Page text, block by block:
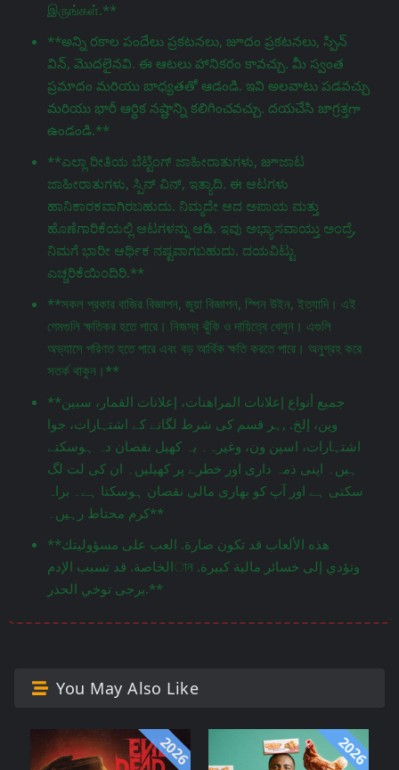
இருங்கள்.**
**అన్ని రకాల పందేలు ప్రకటనలు, జూదం ప్రకటనలు, స్పిన్
విన్, మొదలైనవి. ఈ ఆటలు హానికరం కావచ్చు. మీ స్వంత
ప్రమాదం మరియు బాధ్యతతో ఆడండి. ఇవి అలవాటు పడవచ్చు
మరియు భారీ ఆర్థిక నష్టాన్ని కలిగించవచ్చు. దయచేసి జాగ్రತ್ತగా
ఉండండి.**
**ಎಲ್ಲಾ ರೀತಿಯ ಬೆಟ್ಟಿಂಗ್ ಜಾಹೀರಾತುಗಳು, జూಜಾಟ
ಜಾಹೀರಾತುಗಳು, ಸ್ಪಿನ್ ವಿನ್, ಇತ್ಯಾದಿ. ಈ ಆಟಗಳು
ಹಾನಿಕಾರಕವಾಗಿರಬಹುದು. ನಿಮ್ಮದೇ ಆದ ಅಪಾಯ ಮತ್ತು
ಹೊಣೆಗಾರಿಕೆಯಲ್ಲಿ ಆಟಗಳನ್ನು ಆಡಿ. ಇವು ಅಭ್ಯಾಸವಾಯ್ತು ಅಂದ್ರೆ,
ನಿಮಗೆ ಭಾರೀ ಆರ್ಥಿಕ ನಷ್ಟವಾಗಬಹುದು. ದಯವಿಟ್ಟು
ಎಚ್ಚರಿಕೆಯಿಂದಿರಿ.**
**সকল প্রকার বাজির বিজ্ঞাপন, জুয়া বিজ্ঞাপন, স্পিন উইন, ইত্যাদি। এই
গেমগুলি ক্ষতিকর হতে পারে। নিজস্ব ঝুঁকি ও দায়িত্বে খেলুন। এগুলি
অভ্যাসে পরিণত হতে পারে এবং বড় আর্থিক ক্ষতি করতে পারে। অনুগ্রহ করে
সতর্ক থাকুন।**
**جميع أنواع إعلانات المراهنات، إعلانات القمار، سبين
وين، إلخ. ,ہر قسم کی شرط لگانے کے اشتہارات، جوا
اشتہارات، اسپن ون، وغیرہ۔ یہ کھیل نقصان دہ ہوسکتے
ہیں۔ اپنی ذمہ داری اور خطرے پر کھیلیں۔ ان کی لت لگ
سکتی ہے اور آپ کو بھاری مالی نقصان ہوسکتا ہے۔ براہ
کرم محتاط رہیں۔**
**هذه الألعاب قد تكون ضارة. العب على مسؤوليتك
الخاصة. قد تسبب الإدمান وتؤدي إلى خسائر مالية كبيرة.
يرجى توخي الحذر.**
You May Also Like
2026 2026